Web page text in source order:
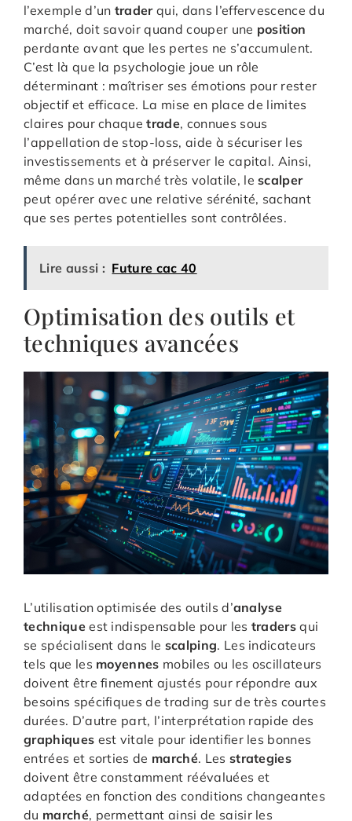
l’exemple d’un traderqui, dans l’effervescence du
marché, doit savoir quand couper une position
perdante avant que les pertes ne s’accumulent.
C’est là que la psychologie joue un rôle
déterminant : maîtriser ses émotions pour rester
objectif et efficace. La mise en place de limites
claires pour chaquetrade, connues sous
l’appellation de stop-loss, aide à sécuriser les
investissements et à préserver le capital. Ainsi,
même dans un marché très volatile, lescalper
peut opérer avec une relative sérénité, sachant
que ses pertes potentielles sont contrôlées.
Lire aussi : Future cac 40
Optimisation des outils et
techniques avancées
L’utilisation optimisée des outils d’analyse
techniqueest indispensable pour les traders qui
se spécialisent dans le scalping. Les indicateurs
tels que les moyennes mobiles ou les oscillateurs
doivent être finement ajustés pour répondre aux
besoins spécifiques de trading sur de très courtes
durées. D’autre part, l’interprétation rapide des
graphiques est vitale pour identifier les bonnes
entrées et sorties de marché. Les strategies
doivent être constamment réévaluées et
adaptées en fonction des conditions changeantes
du marché, permettant ainsi de saisir les